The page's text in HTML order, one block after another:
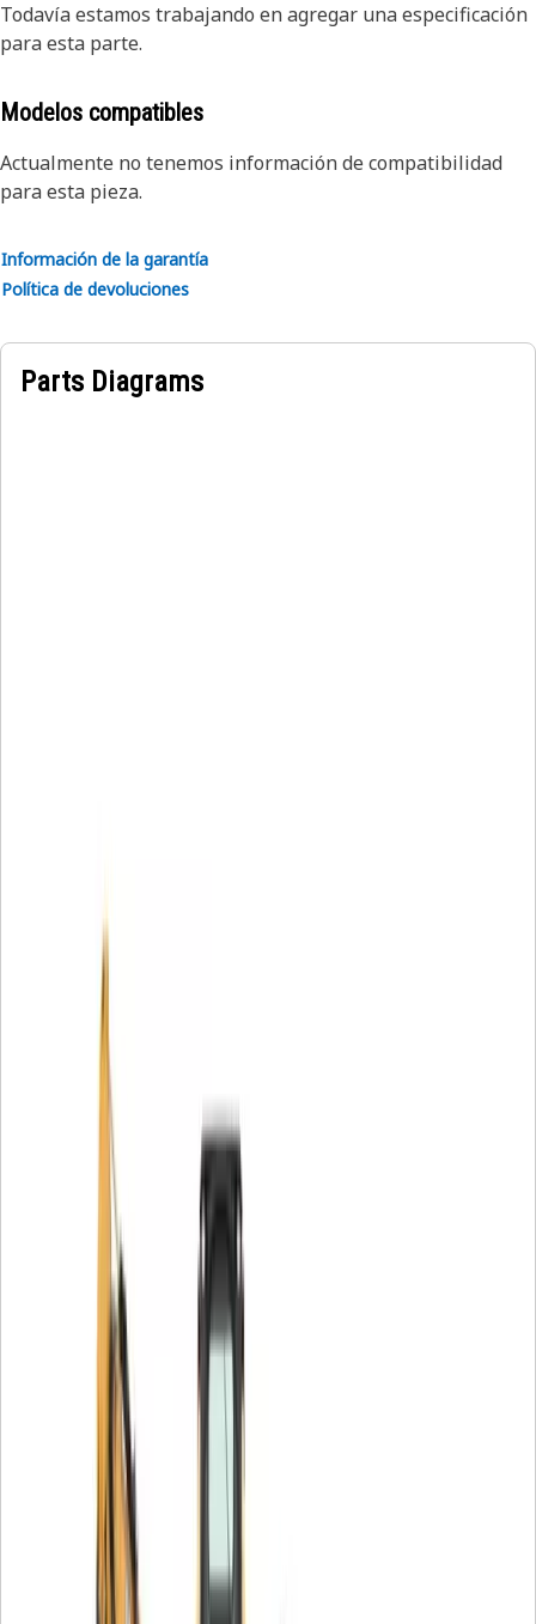
Todavía estamos trabajando en agregar una especificación
para esta parte.
Modelos compatibles
Actualmente no tenemos información de compatibilidad
para esta pieza.
Información de la garantía
Política de devoluciones
Parts Diagrams